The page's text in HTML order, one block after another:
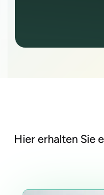
Hier erhalten Sie